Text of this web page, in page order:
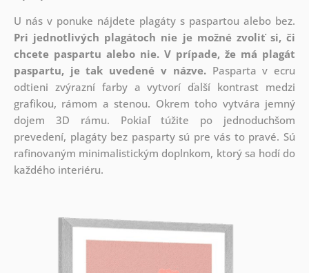
U nás v ponuke nájdete plagáty s paspartou alebo bez.
Pri jednotlivých plagátoch nie je možné zvoliť si, či
chcete paspartu alebo nie. V prípade, že má plagát
paspartu, je tak uvedené v názve.Pasparta v ecru
odtieni zvýrazní farby a vytvorí ďalší kontrast medzi
grafikou, rámom a stenou. Okrem toho vytvára jemný
dojem 3D rámu. Pokiaľ túžite po jednoduchšom
prevedení, plagáty bez pasparty sú pre vás to pravé. Sú
rafinovaným minimalistickým doplnkom, ktorý sa hodí do
každého interiéru.